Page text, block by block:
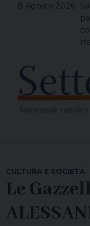
8 Agosto 2026
CULTURA E SOCIETÀ
Le